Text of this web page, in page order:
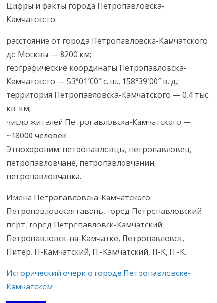
Цифры и факты города Петропавловска-
Камчатского:
расстояние от города Петропавловска-Камчатского
до Москвы — 8200 км;
географические координаты Петропавловска-
Камчатского — 53°01′00″ с. ш., 158°39′00″ в. д.;
территория Петропавловска-Камчатского — 0,4 тыс.
кв. км;
число жителей Петропавловска-Камчатского —
~18000 человек.
Этнохороним: петропавловцы, петропавловец,
петропавловчане, петропавловчанин,
петропавловчанка.
Имена Петропавловска-Камчатского:
Петропавловская гавань, город Петропавловский
порт, город Петропавловск-Камчатский,
Петропавловск-на-Камчатке, Петропавловск,
Питер, П-Камчатский, П.-Камчатский, П-К, П.-К.
Исторический очерк о городе Петропавловске-
Камчатском